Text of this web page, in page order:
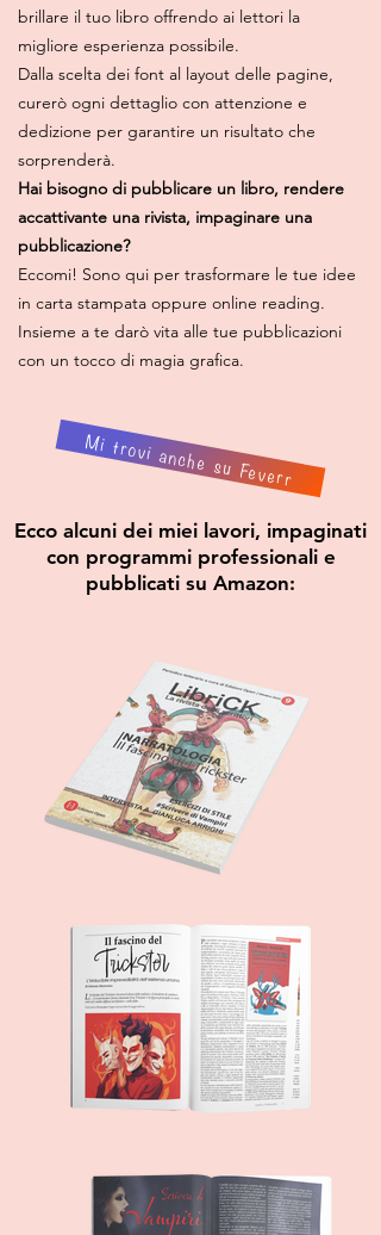
brillare il tuo libro offrendo ai lettori la
migliore esperienza possibile.
Dalla scelta dei font al layout delle pagine,
curerò ogni dettaglio con attenzione e
dedizione per garantire un risultato che
sorprenderà.
Hai bisogno di pubblicare un libro, rendere
accattivante una rivista, impaginare una
pubblicazione?
Eccomi! Sono qui per trasformare le tue idee
in carta stampata oppure online reading.
Insieme a te darò vita alle tue pubblicazioni
con un tocco di magia grafica.
Mi trovi anche su Feverr
Ecco alcuni dei miei lavori, impaginati
con programmi professionali e
pubblicati su Amazon: